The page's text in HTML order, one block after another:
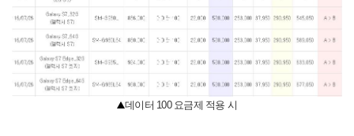
데이터 100 요금제 적용 시